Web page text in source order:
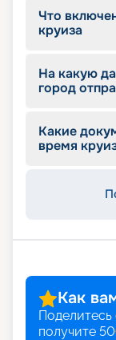
Что
круиза
На какую
город
Какие
время
Как
получите